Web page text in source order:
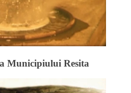
Municipiului Resita